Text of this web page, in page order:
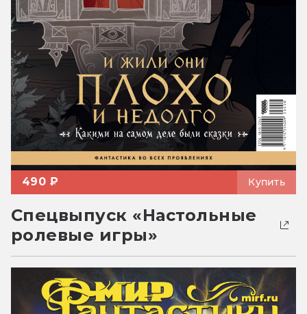
490 ₽ Купить
Спецвыпуск «Настольные
ролевые игры»